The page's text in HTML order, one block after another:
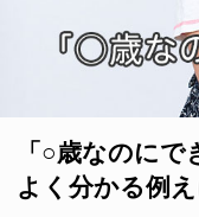
「○歳なのに
よく分かる例